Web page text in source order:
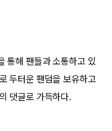
통해 팬들과 소통하고 있
두터운 팬덤을 보유하고
댓글로 가득하다.